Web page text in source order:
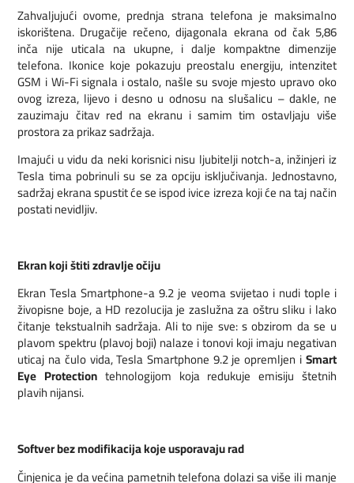
Zahvaljujući ovome, prednja strana telefona je maksimalno
iskorištena. Drugačije rečeno, dijagonala ekrana od čak 5,86
inča nije uticala na ukupne, i dalje kompaktne dimenzije
telefona. Ikonice koje pokazuju preostalu energiju, intenzitet
GSM i Wi-Fi signala i ostalo, našle su svoje mjesto upravo oko
ovog izreza, lijevo i desno u odnosu na slušalicu – dakle, ne
zauzimaju čitav red na ekranu i samim tim ostavljaju više
prostora za prikaz sadržaja.
Imajući u vidu da neki korisnici nisu ljubitelji notch-a, inžinjeri iz
Tesla tima pobrinuli su se za opciju isključivanja. Jednostavno,
sadržaj ekrana spustit će se ispod ivice izreza koji će na taj način
postati nevidljiv.
Ekran koji štiti zdravlje očiju
Ekran Tesla Smartphone-a 9.2 je veoma svijetao i nudi tople i
živopisne boje, a HD rezolucija je zaslužna za oštru sliku i lako
čitanje tekstualnih sadržaja. Ali to nije sve: s obzirom da se u
plavom spektru (plavoj boji) nalaze i tonovi koji imaju negativan
uticaj na čulo vida, Tesla Smartphone 9.2 je opremljen iSmart
Eye Protection tehnologijom koja redukuje emisiju štetnih
plavih nijansi.
Softver bez modifikacija koje usporavaju rad
Činjenica je da većina pametnih telefona dolazi sa više ili manje